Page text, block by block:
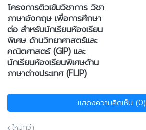
โครงการติวเข้มวิชาการ วิชา
ภาษาอังกฤษ เพื่อการศึกษา
ต่อ สำหรับนักเรียนห้องเรียน
พิเศษ ด้านวิทยาศาสตร์และ
คณิตศาสตร์ (GIP) และ
นักเรียนห้องเรียนพิเศษด้าน
ภาษาต่างประเทศ (FLIP)
แสดงความคิดเห็น (0)
ใหม่กว่า